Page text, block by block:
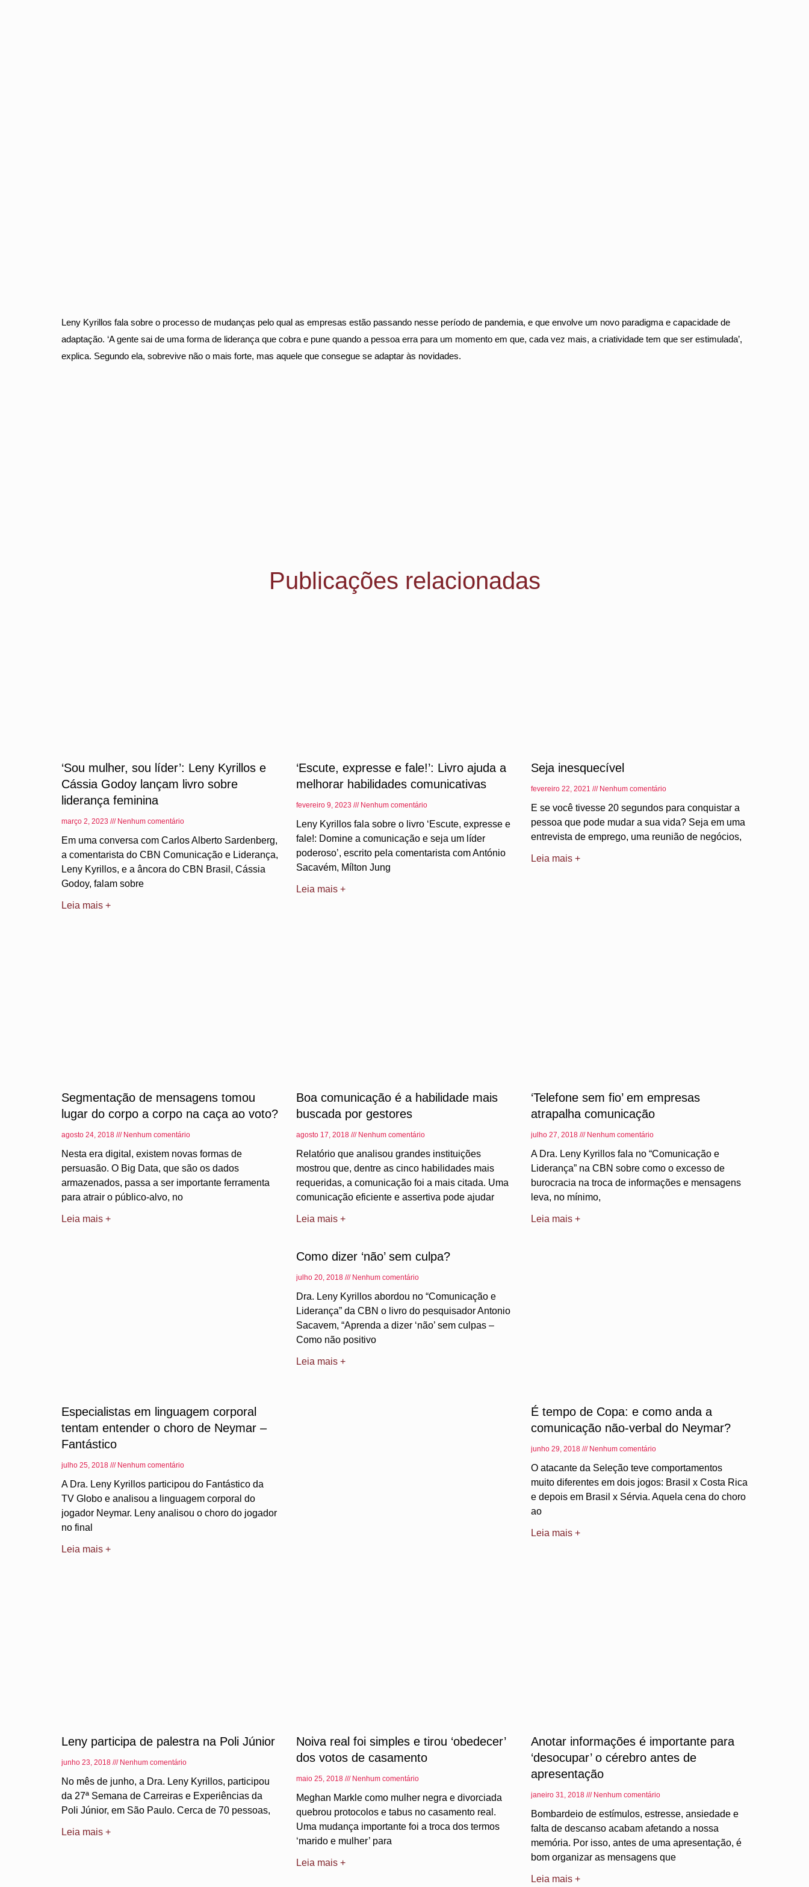
Leny Kyrillos fala sobre o processo de mudanças pelo qual as empresas estão passando nesse período de pandemia, e que envolve um novo paradigma e capacidade de
adaptação. ‘A gente sai de uma forma de liderança que cobra e pune quando a pessoa erra para um momento em que, cada vez mais, a criatividade tem que ser estimulada’,
explica. Segundo ela, sobrevive não o mais forte, mas aquele que consegue se adaptar às novidades.
Publicações relacionadas
‘Sou mulher, sou líder’: Leny Kyrillos e
Cássia Godoy lançam livro sobre
liderança feminina
março 2, 2023 Nenhum comentário
Em uma conversa com Carlos Alberto Sardenberg,
a comentarista do CBN Comunicação e Liderança,
Leny Kyrillos, e a âncora do CBN Brasil, Cássia
Godoy, falam sobre
Leia mais +
‘Escute, expresse e fale!’: Livro ajuda a
melhorar habilidades comunicativas
fevereiro 9, 2023 Nenhum comentário
Leny Kyrillos fala sobre o livro ‘Escute, expresse e
fale!: Domine a comunicação e seja um líder
poderoso’, escrito pela comentarista com António
Sacavém, Mílton Jung
Leia mais +
Seja inesquecível
fevereiro 22, 2021 Nenhum comentário
E se você tivesse 20 segundos para conquistar a
pessoa que pode mudar a sua vida? Seja em uma
entrevista de emprego, uma reunião de negócios,
Leia mais +
Segmentação de mensagens tomou
lugar do corpo a corpo na caça ao voto?
agosto 24, 2018 Nenhum comentário
Nesta era digital, existem novas formas de
persuasão. O Big Data, que são os dados
armazenados, passa a ser importante ferramenta
para atrair o público-alvo, no
Leia mais +
Boa comunicação é a habilidade mais
buscada por gestores
agosto 17, 2018 Nenhum comentário
Relatório que analisou grandes instituições
mostrou que, dentre as cinco habilidades mais
requeridas, a comunicação foi a mais citada. Uma
comunicação eficiente e assertiva pode ajudar
Leia mais +
‘Telefone sem fio’ em empresas
atrapalha comunicação
julho 27, 2018 Nenhum comentário
A Dra. Leny Kyrillos fala no “Comunicação e
Liderança” na CBN sobre como o excesso de
burocracia na troca de informações e mensagens
leva, no mínimo,
Leia mais +
Especialistas em linguagem corporal
tentam entender o choro de Neymar –
Fantástico
julho 25, 2018 Nenhum comentário
A Dra. Leny Kyrillos participou do Fantástico da
TV Globo e analisou a linguagem corporal do
jogador Neymar. Leny analisou o choro do jogador
no final
Leia mais +
Como dizer ‘não’ sem culpa?
julho 20, 2018 Nenhum comentário
Dra. Leny Kyrillos abordou no “Comunicação e
Liderança” da CBN o livro do pesquisador Antonio
Sacavem, “Aprenda a dizer ‘não’ sem culpas –
Como não positivo
Leia mais +
É tempo de Copa: e como anda a
comunicação não-verbal do Neymar?
junho 29, 2018 Nenhum comentário
O atacante da Seleção teve comportamentos
muito diferentes em dois jogos: Brasil x Costa Rica
e depois em Brasil x Sérvia. Aquela cena do choro
ao
Leia mais +
Leny participa de palestra na Poli Júnior
junho 23, 2018 Nenhum comentário
No mês de junho, a Dra. Leny Kyrillos, participou
da 27ª Semana de Carreiras e Experiências da
Poli Júnior, em São Paulo. Cerca de 70 pessoas,
Leia mais +
Noiva real foi simples e tirou ‘obedecer’
dos votos de casamento
maio 25, 2018 Nenhum comentário
Meghan Markle como mulher negra e divorciada
quebrou protocolos e tabus no casamento real.
Uma mudança importante foi a troca dos termos
‘marido e mulher’ para
Leia mais +
Anotar informações é importante para
‘desocupar’ o cérebro antes de
apresentação
janeiro 31, 2018 Nenhum comentário
Bombardeio de estímulos, estresse, ansiedade e
falta de descanso acabam afetando a nossa
memória. Por isso, antes de uma apresentação, é
bom organizar as mensagens que
Leia mais +